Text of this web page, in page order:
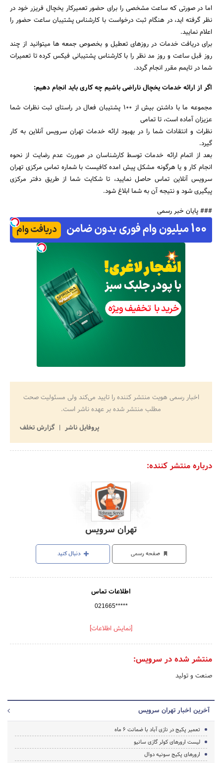
اما در صورتی که ساعت مشخصی را برای حضور تعمیرکار یخچال فریزر خود در
نظر گرفته اید، در هنگام ثبت درخواست با کارشناس پشتیبان ساعت حضور را
اعلام نمایید.
برای دریافت خدمات در روزهای تعطیل و بخصوص جمعه ها میتوانید از چند
روز قبل ساعت و روز مد نظر را با کارشناس پشتیبانی فیکس کرده تا تعمیرات
شما در تایمم مقرر انجام گردد.
اگر از ارائه خدمات یخچال ناراضی باشیم چه کاری باید انجام دهیم:
مجموعه ما با داشتن بیش از ۱۰۰ پشتیبان فعال در راستای ثبت نظرات شما
عزیزان آماده است، تا تمامی
نظرات و انتقادات شما را در بهبود ارائه خدمات تهران سرویس آنلاین به کار
گیرد.
بعد از اتمام ارائه خدمات توسط کارشناسان در صوررت عدم رضایت از نحوه
انجام کار و یا هرگونه مشکل پیش امده کافیست با شماره تماس مرکزی تهران
سرویس آنلاین تماس حاصل نمایید، تا شکایت شما از طریق دفتر مرکزی
پیگیری شود و نتیجه آن به شما ابلاغ شود.
### پایان خبر رسمی
اخبار رسمی هویت منتشر کننده را تایید می‌کند ولی مسئولیت صحت
مطلب منتشر شده بر عهده ناشر است.
پروفایل ناشر
گزارش تخلف
درباره منتشر کننده:
تهران سرویس
صفحه رسمی دنبال کنید
اطلاعات تماس
021665*****
[نمایش اطلاعات]
منتشر شده در سرویس:
صنعت و تولید
آخرین اخبار تهران سرویس
تعمیر پکیج در نازی آباد با ضمانت 6 ماه
لیست ارورهای کولر گازی سانیو
ارورهای پکیج سونیه دوال